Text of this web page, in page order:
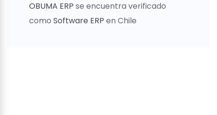
OBUMA ERP se encuentra verificado
como Software ERP en Chile